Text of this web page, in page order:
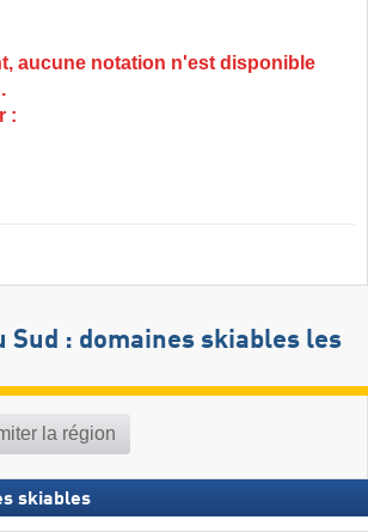
aucune notation n'est disponible
:
Sud : domaines skiables les
la région
skiables